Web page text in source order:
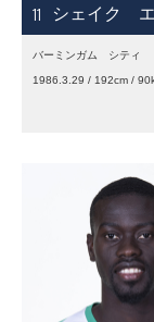
11 シェイク
バーミンガム シティ
1986.3.29 / 192cm /